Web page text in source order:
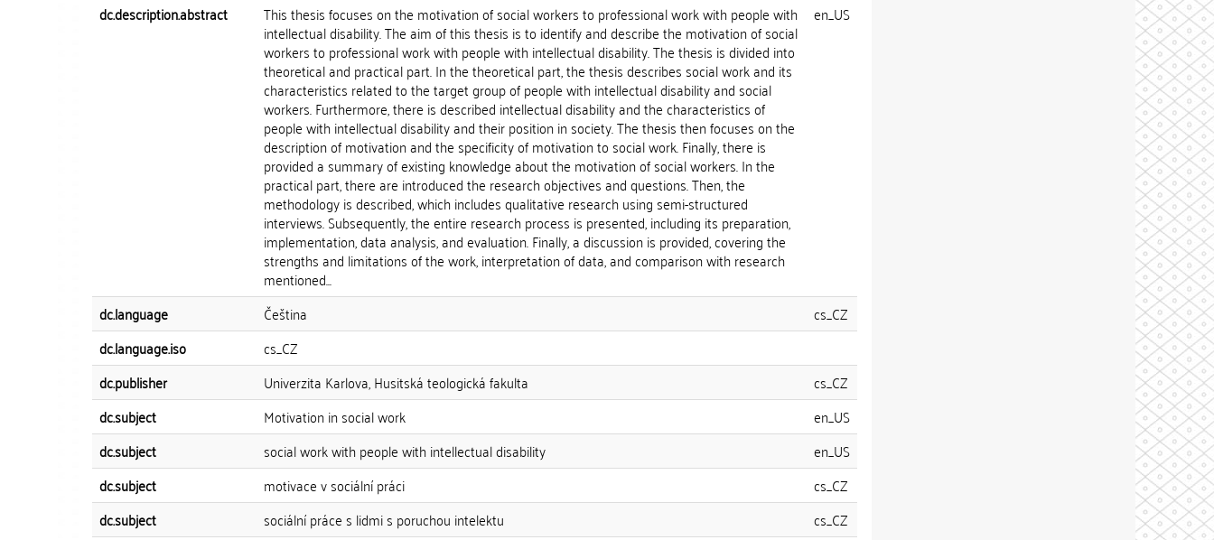
dc.description.abstract This thesis focuses on the motivation of social workers to professional work with people with
intellectual disability. The aim of this thesis is to identify and describe the motivation of social
workers to professional work with people with intellectual disability. The thesis is divided into
theoretical and practical part. In the theoretical part, the thesis describes social work and its
characteristics related to the target group of people with intellectual disability and social
workers. Furthermore, there is described intellectual disability and the characteristics of
people with intellectual disability and their position in society. The thesis then focuses on the
description of motivation and the specificity of motivation to social work. Finally, there is
provided a summary of existing knowledge about the motivation of social workers. In the
practical part, there are introduced the research objectives and questions. Then, the
methodology is described, which includes qualitative research using semi-structured
interviews. Subsequently, the entire research process is presented, including its preparation,
implementation, data analysis, and evaluation. Finally, a discussion is provided, covering the
strengths and limitations of the work, interpretation of data, and comparison with research
mentioned...
en_US
dc.language Čeština
cs_CZ
dc.language.iso
cs_CZ
dc.publisher
Univerzita Karlova, Husitská teologická fakulta
cs_CZ
dc.subject
Motivation in social work
en_US
dc.subject
social work with people with intellectual disability
en_US
dc.subject
motivace v sociální práci
cs_CZ
dc.subject
sociální práce s lidmi s poruchou intelektu
cs_CZ